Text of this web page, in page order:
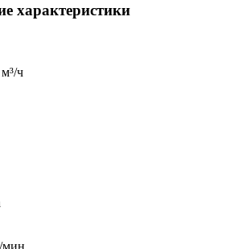
характеристики
ч